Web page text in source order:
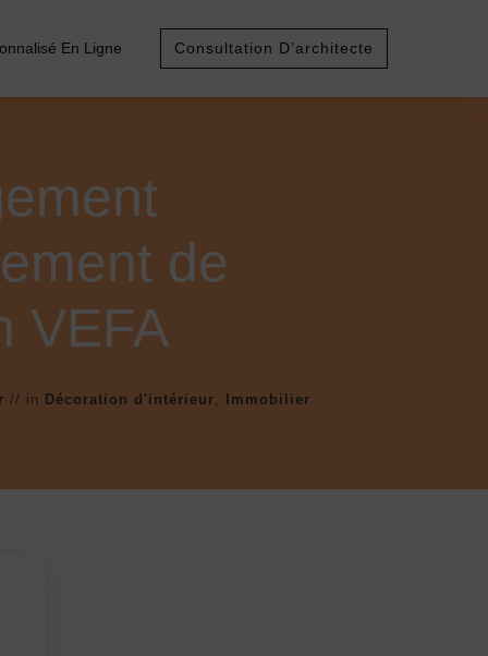
En Ligne Consultation D’architecte
de
VEFA
// in Décoration d'intérieur, Immobilier